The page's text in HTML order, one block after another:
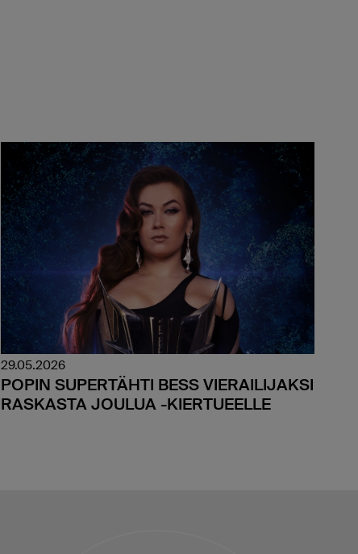
29.05.2026
POPIN SUPERTÄHTI BESS VIERAILIJAKSI
RASKASTA JOULUA -KIERTUEELLE